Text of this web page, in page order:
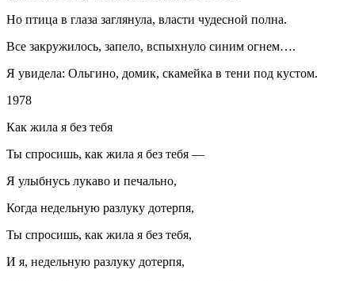
Но птица в глаза заглянула, власти чудесной полна.
Все закружилось, запело, вспыхнуло синим огнем….
Я увидела: Ольгино, домик, скамейка в тени под кустом.
1978
Как жила я без тебя
Ты спросишь, как жила я без тебя —
Я улыбнусь лукаво и печально,
Когда недельную разлуку дотерпя,
Ты спросишь, как жила я без тебя,
И я, недельную разлуку дотерпя,